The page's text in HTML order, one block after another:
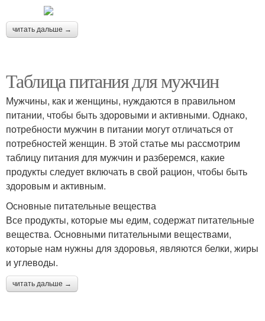
читать дальше →
Таблица питания для мужчин
Мужчины, как и женщины, нуждаются в правильном
питании, чтобы быть здоровыми и активными. Однако,
потребности мужчин в питании могут отличаться от
потребностей женщин. В этой статье мы рассмотрим
таблицу питания для мужчин и разберемся, какие
продукты следует включать в свой рацион, чтобы быть
здоровым и активным.
Основные питательные вещества
Все продукты, которые мы едим, содержат питательные
вещества. Основными питательными веществами,
которые нам нужны для здоровья, являются белки, жиры
и углеводы.
читать дальше →